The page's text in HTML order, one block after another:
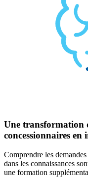
Une transformation
concessionnaires en
Comprendre les
dans les connaissances
une formation